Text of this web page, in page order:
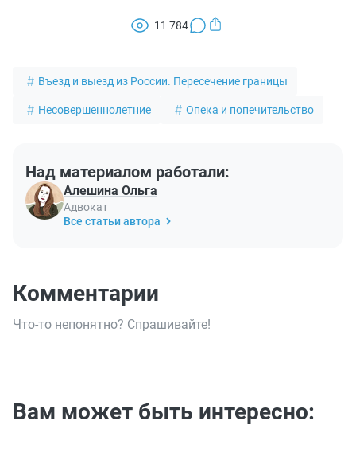
11 784
Въезд и выезд из России. Пересечение границы
Несовершеннолетние Опека и попечительство
Над материалом работали:
Алешина Ольга
Адвокат
Все статьи автора
Комментарии
Что-то непонятно? Спрашивайте!
Вам может быть интересно: